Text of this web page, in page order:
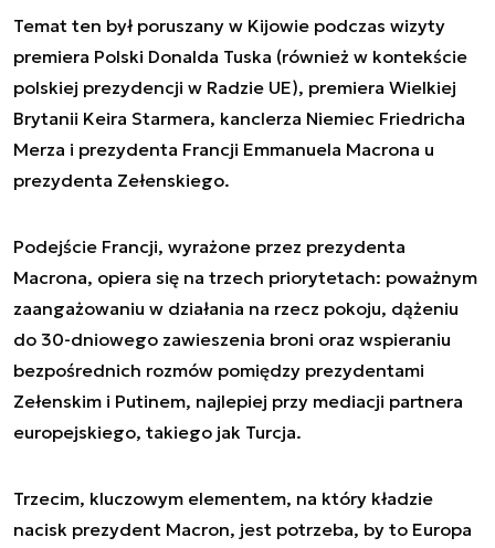
Temat ten był poruszany w Kijowie podczas wizyty
premiera Polski Donalda Tuska (również w kontekście
polskiej prezydencji w Radzie UE), premiera Wielkiej
Brytanii Keira Starmera, kanclerza Niemiec Friedricha
Merza i prezydenta Francji Emmanuela Macrona u
prezydenta Zełenskiego.
Podejście Francji, wyrażone przez prezydenta
Macrona, opiera się na trzech priorytetach: poważnym
zaangażowaniu w działania na rzecz pokoju, dążeniu
do 30-dniowego zawieszenia broni oraz wspieraniu
bezpośrednich rozmów pomiędzy prezydentami
Zełenskim i Putinem, najlepiej przy mediacji partnera
europejskiego, takiego jak Turcja.
Trzecim, kluczowym elementem, na który kładzie
nacisk prezydent Macron, jest potrzeba, by to Europa